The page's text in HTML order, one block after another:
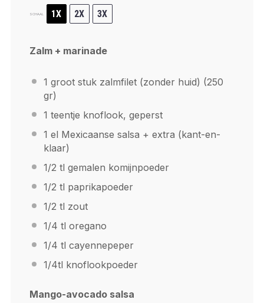
SCHAAL 1X 2X 3X
Zalm + marinade
1 groot stuk zalmfilet (zonder huid) (250
gr)
1 teentje knoflook, geperst
1 el Mexicaanse salsa + extra (kant-en-
klaar)
1/2 tl gemalen komijnpoeder
1/2 tl paprikapoeder
1/2 tl zout
1/4 tl oregano
1/4 tl cayennepeper
1/4tl knoflookpoeder
Mango-avocado salsa